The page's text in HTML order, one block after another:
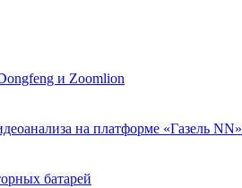
и Zoomlion
на платформе «Газель NN»
батарей